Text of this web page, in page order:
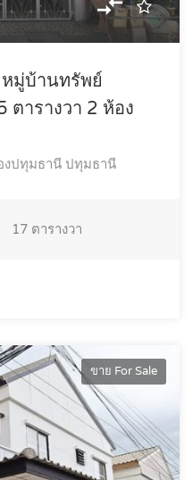
มู่บ้านทรัพย์
ตารางวา 2 ห้อง
งปทุมธานี ปทุมธานี
17 ตารางวา
ขาย For Sale